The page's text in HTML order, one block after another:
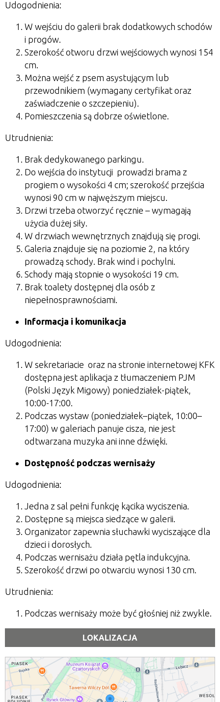
Udogodnienia:
W wejściu do galerii brak dodatkowych schodów
i progów.
Szerokość otworu drzwi wejściowych wynosi 154
cm.
Można wejść z psem asystującym lub
przewodnikiem (wymagany certyfikat oraz
zaświadczenie o szczepieniu).
Pomieszczenia są dobrze oświetlone.
Utrudnienia:
Brak dedykowanego parkingu.
Do wejścia do instytucji prowadzi brama z
progiem o wysokości 4 cm; szerokość przejścia
wynosi 90 cm w najwęższym miejscu.
Drzwi trzeba otworzyć ręcznie – wymagają
użycia dużej siły.
W drzwiach wewnętrznych znajdują się progi.
Galeria znajduje się na poziomie 2, na który
prowadzą schody. Brak wind i pochylni.
Schody mają stopnie o wysokości 19 cm.
Brak toalety dostępnej dla osób z
niepełnosprawnościami.
Informacja i komunikacja
Udogodnienia:
W sekretariacie oraz na stronie internetowej KFK
dostępna jest aplikacja z tłumaczeniem PJM
(Polski Język Migowy) poniedziałek-piątek,
10:00-17:00.
Podczas wystaw (poniedziałek–piątek, 10:00–
17:00) w galeriach panuje cisza, nie jest
odtwarzana muzyka ani inne dźwięki.
Dostępność podczas wernisaży
Udogodnienia:
Jedna z sal pełni funkcję kącika wyciszenia.
Dostępne są miejsca siedzące w galerii.
Organizator zapewnia słuchawki wyciszające dla
dzieci i dorosłych.
Podczas wernisażu działa pętla indukcyjna.
Szerokość drzwi po otwarciu wynosi 130 cm.
Utrudnienia:
Podczas wernisaży może być głośniej niż zwykle.
LOKALIZACJA